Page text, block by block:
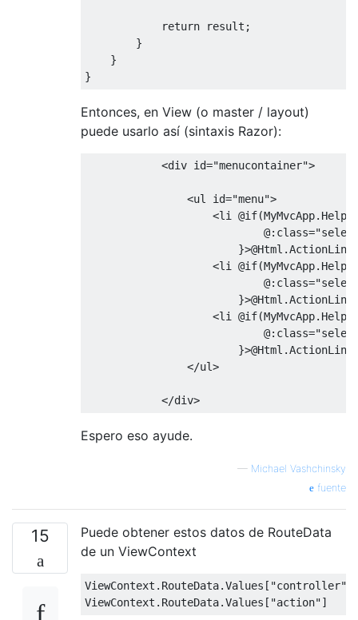
return result ;
}
}
}
Entonces, en View (o master / layout)
puede usarlo así (sintaxis Razor):
<div id="menucontainer">
<ul id="menu">
<li @if(MyMvcApp.
@: class=
}>@Html .ActionLink
<li @if(MyMvcApp.
@: class=
}>@Html .ActionLink
<li @if(MyMvcApp.
@: class=
}>@Html .ActionLink
</ul>
</div>
Espero eso ayude.
— Michael Vashchinsky
fuente
15
Puede obtener estos datos de RouteData
de un ViewContext
ViewContext . RouteData.Values [ "controller"
ViewContext . RouteData.Values [ "action"]